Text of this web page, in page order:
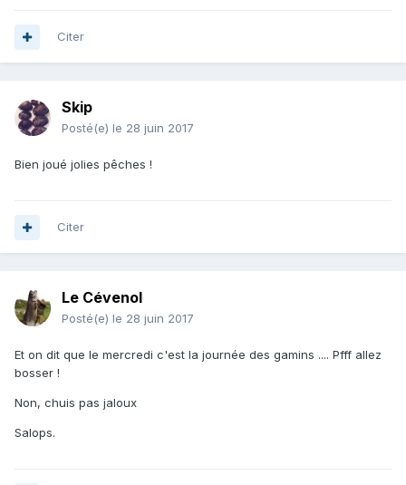
Citer
Skip
Posté(e) le 28 juin 2017
Bien joué jolies pêches !
Citer
Le Cévenol
Posté(e) le 28 juin 2017
Et on dit que le mercredi c'est la journée des gamins .... Pfff allez
bosser !
Non, chuis pas jaloux
Salops.